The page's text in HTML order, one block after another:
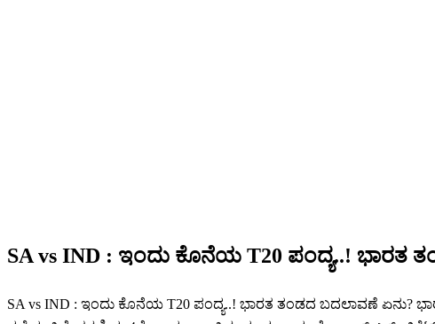
SA vs IND : ಇಂದು ಕೊನೆಯ T20 ಪಂದ್ಯ..! ಭಾರತ
SA vs IND : ಇಂದು ಕೊನೆಯ T20 ಪಂದ್ಯ..! ಭಾರತ ತಂಡದ ಬದಲಾವಣೆ ಏನು?